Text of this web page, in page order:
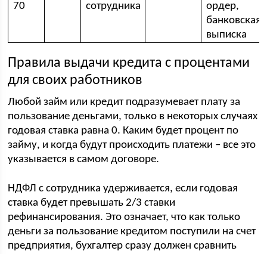
70
сотрудника
ордер,
банковская
выписка
Правила выдачи кредита с процентами
для своих работников
Любой займ или кредит подразумевает плату за
пользование деньгами, только в некоторых случаях
годовая ставка равна 0. Каким будет процент по
займу, и когда будут происходить платежи – все это
указывается в самом договоре.
НДФЛ с сотрудника удерживается, если годовая
ставка будет превышать 2/3 ставки
рефинансирования. Это означает, что как только
деньги за пользование кредитом поступили на счет
предприятия, бухгалтер сразу должен сравнить